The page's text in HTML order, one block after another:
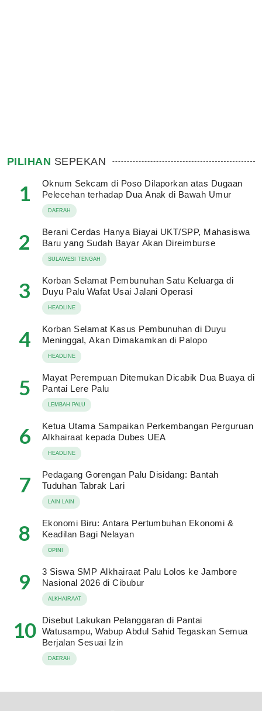
PILIHAN SEPEKAN
1
Oknum Sekcam di Poso Dilaporkan atas Dugaan
Pelecehan terhadap Dua Anak di Bawah Umur
DAERAH
2
Berani Cerdas Hanya Biayai UKT/SPP, Mahasiswa
Baru yang Sudah Bayar Akan Direimburse
SULAWESI TENGAH
3
Korban Selamat Pembunuhan Satu Keluarga di
Duyu Palu Wafat Usai Jalani Operasi
HEADLINE
4
Korban Selamat Kasus Pembunuhan di Duyu
Meninggal, Akan Dimakamkan di Palopo
HEADLINE
5
Mayat Perempuan Ditemukan Dicabik Dua Buaya di
Pantai Lere Palu
LEMBAH PALU
6
Ketua Utama Sampaikan Perkembangan Perguruan
Alkhairaat kepada Dubes UEA
HEADLINE
7
Pedagang Gorengan Palu Disidang: Bantah
Tuduhan Tabrak Lari
LAIN LAIN
8
Ekonomi Biru: Antara Pertumbuhan Ekonomi &
Keadilan Bagi Nelayan
OPINI
9
3 Siswa SMP Alkhairaat Palu Lolos ke Jambore
Nasional 2026 di Cibubur
ALKHAIRAAT
10
Disebut Lakukan Pelanggaran di Pantai
Watusampu, Wabup Abdul Sahid Tegaskan Semua
Berjalan Sesuai Izin
DAERAH